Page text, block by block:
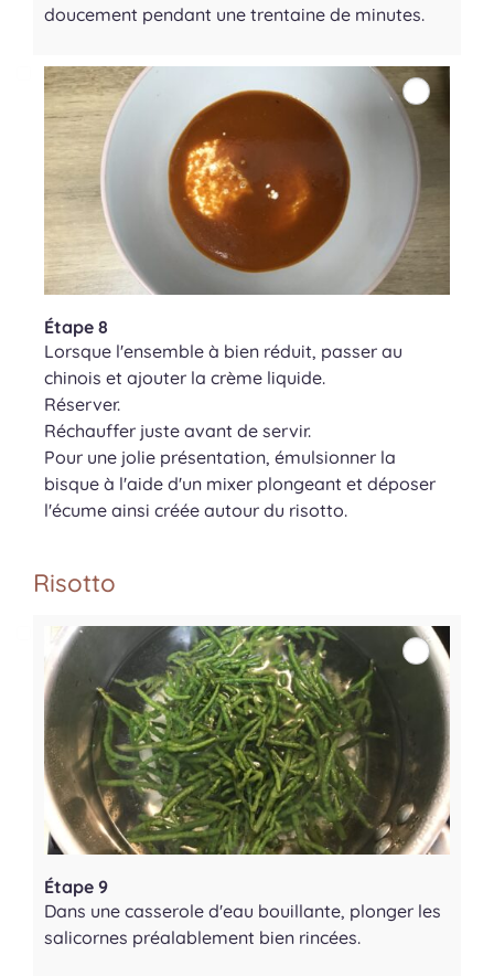
doucement pendant une trentaine de minutes.
Étape 8
Lorsque l'ensemble à bien réduit, passer au
chinois et ajouter la crème liquide.
Réserver.
Réchauffer juste avant de servir.
Pour une jolie présentation, émulsionner la
bisque à l'aide d'un mixer plongeant et déposer
l'écume ainsi créée autour du risotto.
Risotto
Étape 9
Dans une casserole d'eau bouillante, plonger les
salicornes préalablement bien rincées.